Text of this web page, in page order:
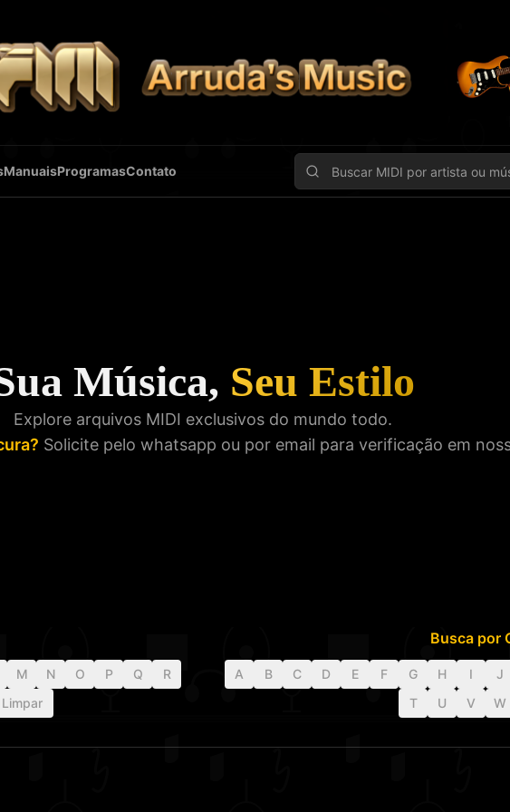
ManuaisProgramasContato
Música, Seu Estilo
Explore arquivos MIDI exclusivos do mundo todo.
Solicite pelo whatsapp ou por email para verificação em
Busca por
A B C D E F G H I J
T
U V W
M N O P Q
R
Limpar